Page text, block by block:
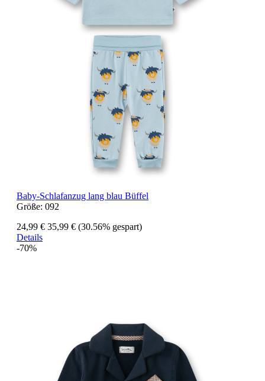
Baby-Schlafanzug lang blau Büffel
Größe: 092
24,99 € 35,99 € (30.56% gespart)
Details
-70%